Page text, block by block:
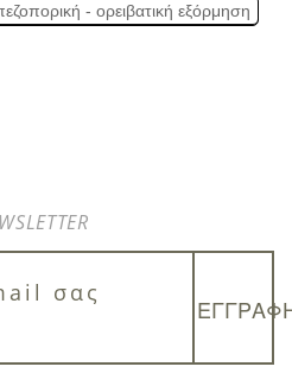
- ορειβατική εξόρμηση